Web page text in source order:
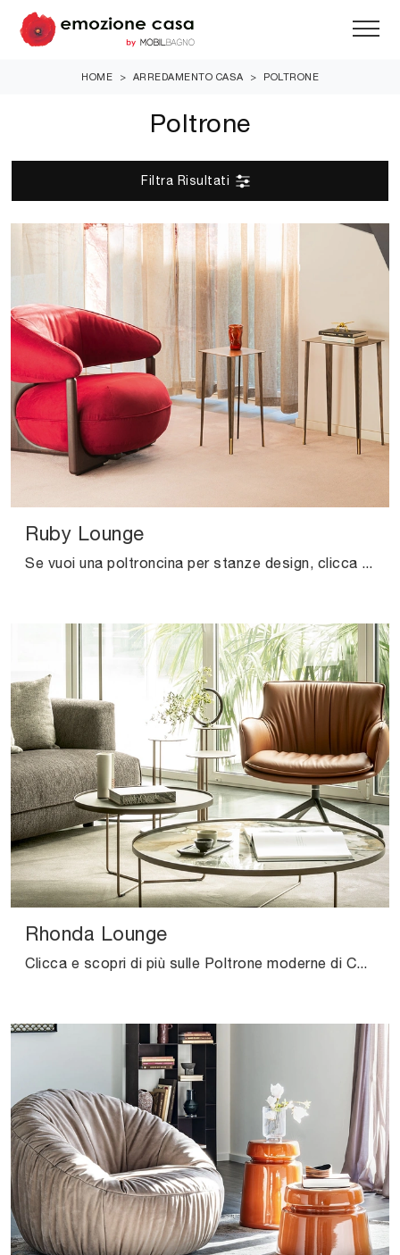
HOME > ARREDAMENTO CASA > POLTRONE
Poltrone
Filtra Risultati
Ruby Lounge
Se vuoi una poltroncina per stanze design, clicca e leggi di più sul modello Ruby Lounge in pelle del marchio Cattelan Italia.
Rhonda Lounge
Clicca e scopri di più sulle Poltrone moderne di Cattelan Italia! Molteplici modelli in pelle, come Rhonda Lounge, ti attendono.